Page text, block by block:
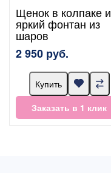
Щенок в колпаке и
яркий фонтан из
шаров
2 950 руб.
Купить
Заказать в 1 клик